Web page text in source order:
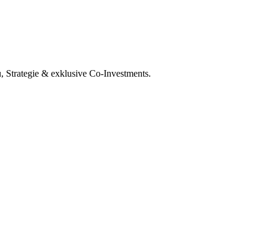
& exklusive Co-Investments.